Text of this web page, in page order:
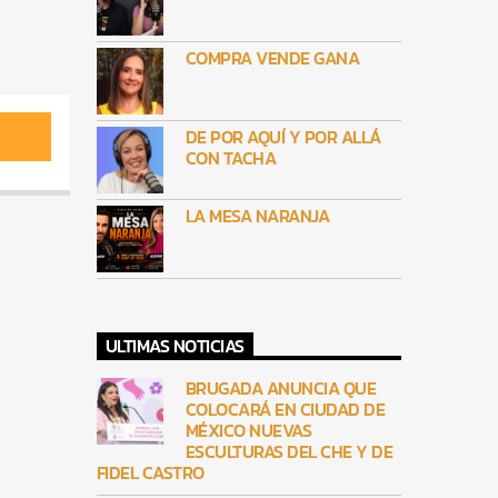
COMPRA VENDE GANA
DE POR AQUÍ Y POR ALLÁ
CON TACHA
LA MESA NARANJA
ULTIMAS NOTICIAS
BRUGADA ANUNCIA QUE
COLOCARÁ EN CIUDAD DE
MÉXICO NUEVAS
ESCULTURAS DEL CHE Y DE
FIDEL CASTRO